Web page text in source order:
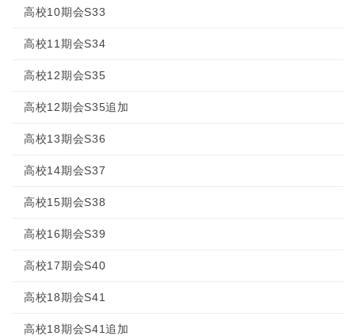
高校10期会S33
高校11期会S34
高校12期会S35
高校12期会S35追加
高校13期会S36
高校14期会S37
高校15期会S38
高校16期会S39
高校17期会S40
高校18期会S41
高校18期会S41追加